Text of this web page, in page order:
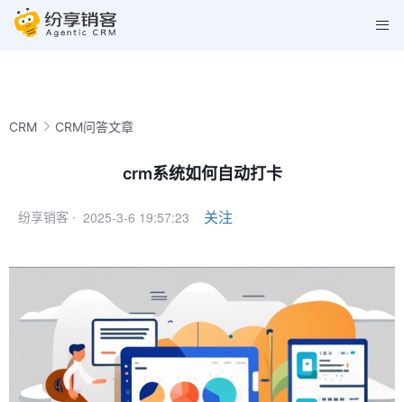
CRM CRM问答文章
crm系统如何自动打卡
纷享销客 · 2025-3-6 19:57:23 关注